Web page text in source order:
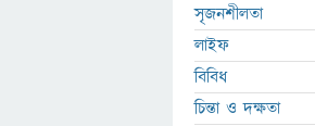
সৃজনশীলতা
লাইফ
বিবিধ
চিন্তা ও দক্ষতা